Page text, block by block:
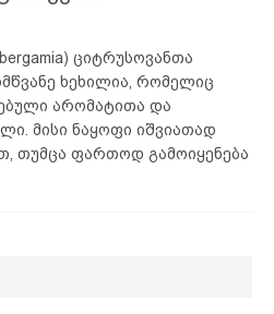
ციტრუსოვანთა
ხეხილია, რომელიც
არომატითა და
მისი ნაყოფი იშვიათად
თუმცა ფართოდ გამოიყენება